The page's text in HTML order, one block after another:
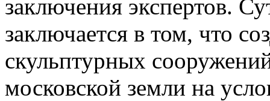
заключения экспертов.
заключается в том, что
скульптурных
московской земли на